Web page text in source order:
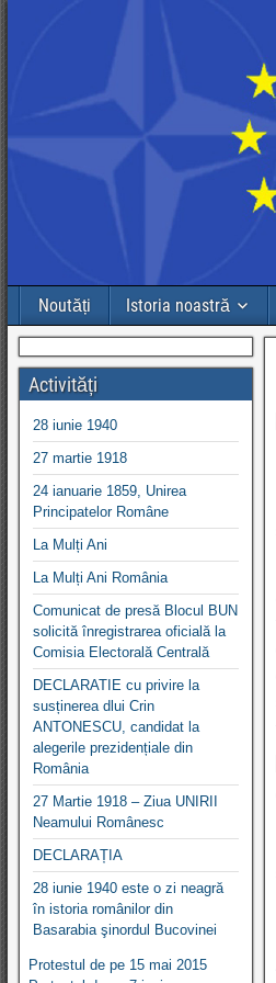
Noutăți Istoria noastră
Activități
28 iunie 1940
27 martie 1918
24 ianuarie 1859, Unirea
Principatelor Române
La Mulți Ani
La Mulți Ani România
Comunicat de presă Blocul BUN
solicită înregistrarea oficială la
Comisia Electorală Centrală
DECLARATIE cu privire la
susținerea dlui Crin
ANTONESCU, candidat la
alegerile prezidențiale din
România
27 Martie 1918 – Ziua UNIRII
Neamului Românesc
DECLARAȚIA
28 iunie 1940 este o zi neagră
în istoria românilor din
Basarabia şinordul Bucovinei
Protestul de pe 15 mai 2015